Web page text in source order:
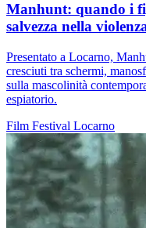
Manhunt: quando i
salvezza nella
Presentato a Locarno,
cresciuti tra schermi,
sulla mascolinità
espiatorio.
Film Festival Locarno